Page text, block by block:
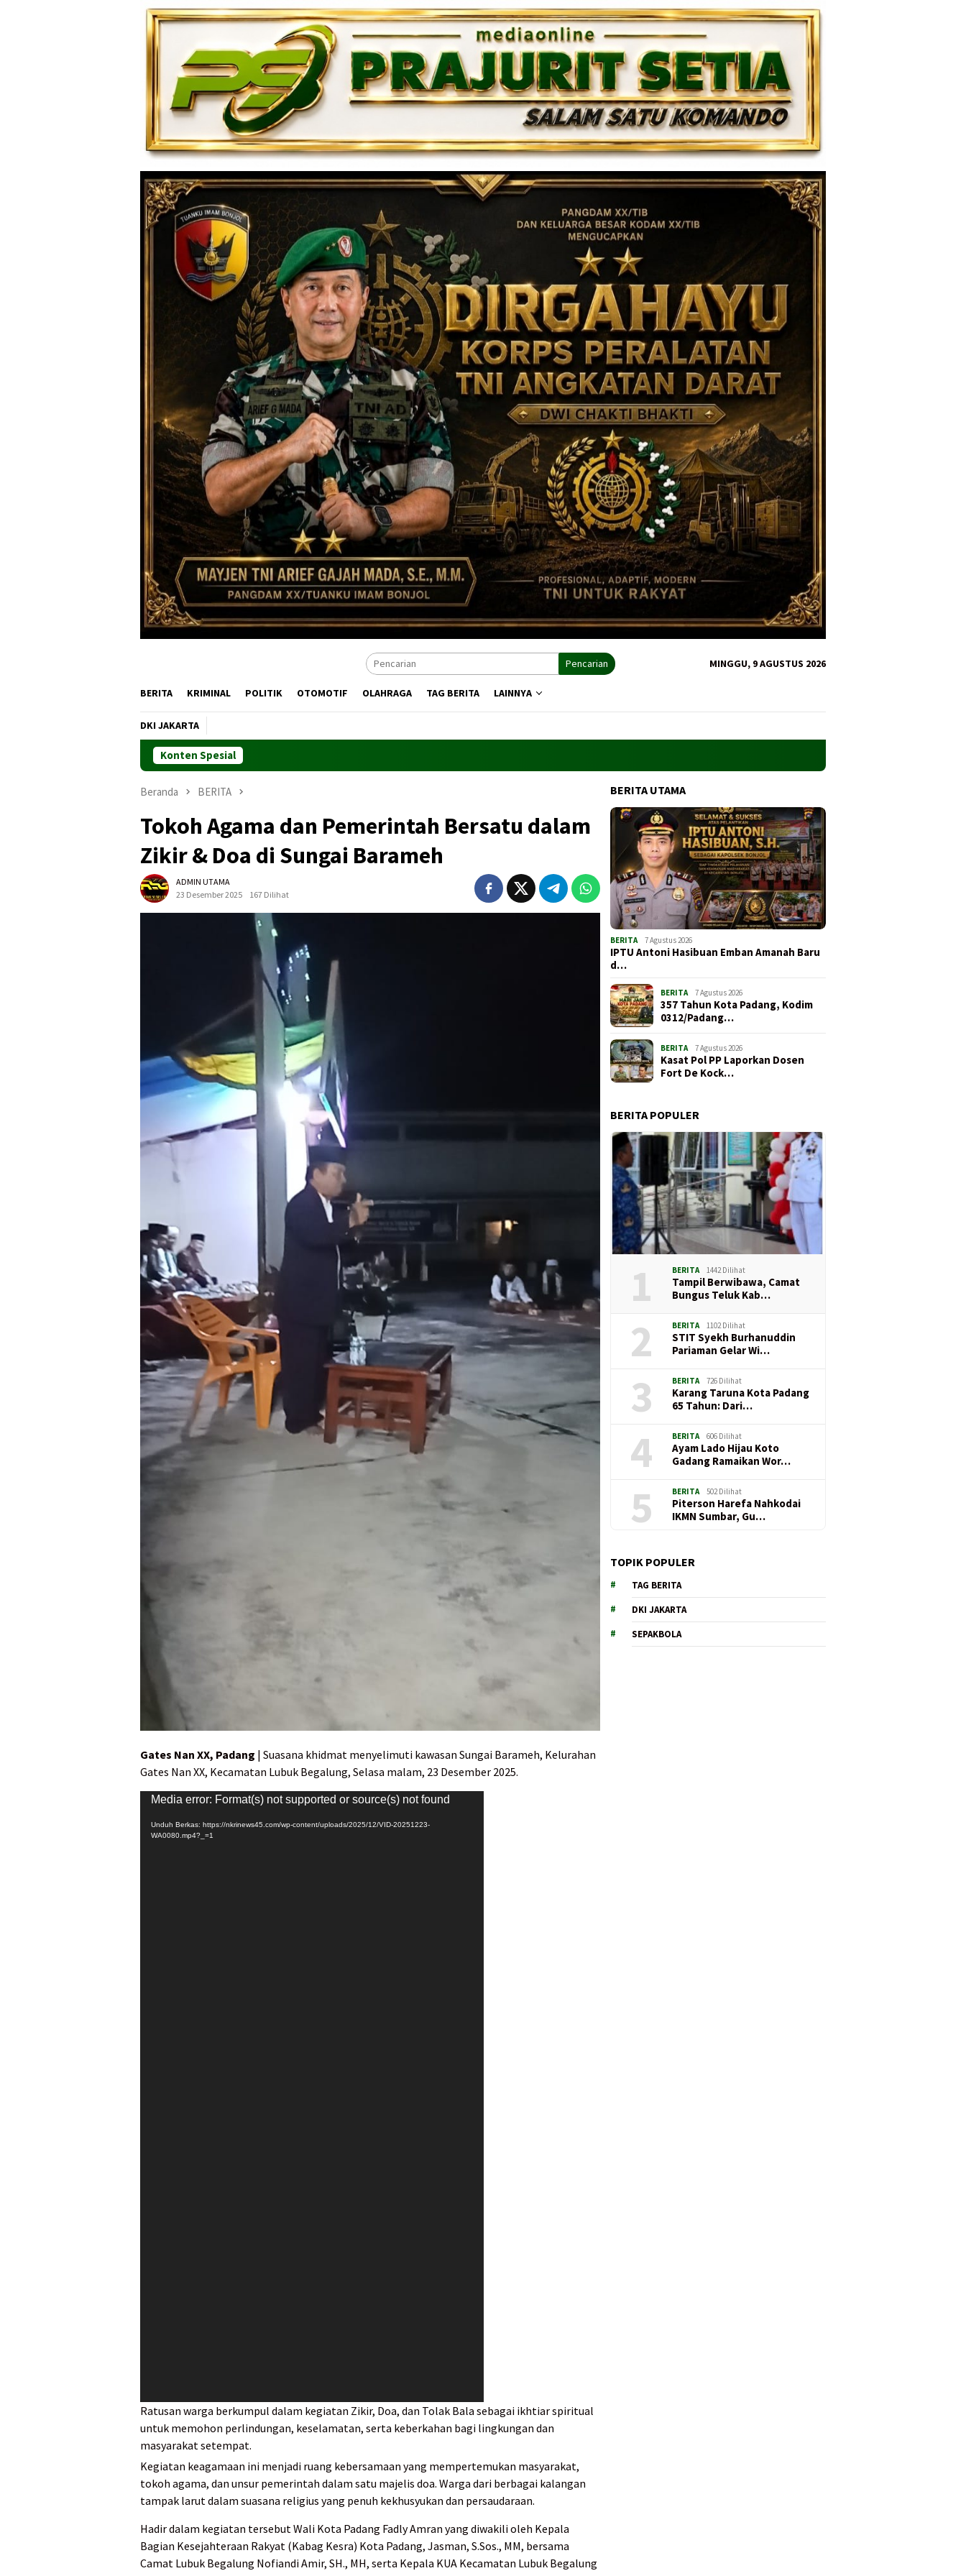
Pencarian MINGGU, 9 AGUSTUS 2026
BERITA KRIMINAL POLITIK OTOMOTIF OLAHRAGA TAG BERITA LAINNYA
DKI JAKARTA
Konten Spesial
Beranda BERITA
Tokoh Agama dan Pemerintah Bersatu dalam
Zikir & Doa di Sungai Barameh
ADMIN UTAMA
23 Desember 2025
167 Dilihat
Gates Nan XX, Padang | Suasana khidmat menyelimuti kawasan Sungai Barameh, Kelurahan
Gates Nan XX, Kecamatan Lubuk Begalung, Selasa malam, 23 Desember 2025.
Pemutar
Media error: Format(s) not supported or source(s) not found
Unduh Berkas: https://nkrinews45.com/wp-content/uploads/2025/12/VID-20251223-
WA0080.mp4?_=1
Ratusan warga berkumpul dalam kegiatan Zikir, Doa, dan Tolak Bala sebagai ikhtiar spiritual
untuk memohon perlindungan, keselamatan, serta keberkahan bagi lingkungan dan
masyarakat setempat.
Kegiatan keagamaan ini menjadi ruang kebersamaan yang mempertemukan masyarakat,
tokoh agama, dan unsur pemerintah dalam satu majelis doa. Warga dari berbagai kalangan
tampak larut dalam suasana religius yang penuh kekhusyukan dan persaudaraan.
Hadir dalam kegiatan tersebut Wali Kota Padang Fadly Amran yang diwakili oleh Kepala
Bagian Kesejahteraan Rakyat (Kabag Kesra) Kota Padang, Jasman, S.Sos., MM, bersama
Camat Lubuk Begalung Nofiandi Amir, SH., MH, serta Kepala KUA Kecamatan Lubuk Begalung
BERITA UTAMA
BERITA 7 Agustus 2026
IPTU Antoni Hasibuan Emban Amanah Baru
d…
BERITA 7 Agustus 2026
357 Tahun Kota Padang, Kodim
0312/Padang…
BERITA 7 Agustus 2026
Kasat Pol PP Laporkan Dosen
Fort De Kock…
BERITA POPULER
1 BERITA 1442 Dilihat
Tampil Berwibawa, Camat
Bungus Teluk Kab…
2 BERITA 1102 Dilihat
STIT Syekh Burhanuddin
Pariaman Gelar Wi…
3 BERITA 726 Dilihat
Karang Taruna Kota Padang
65 Tahun: Dari…
4 BERITA 606 Dilihat
Ayam Lado Hijau Koto
Gadang Ramaikan Wor…
5 BERITA 502 Dilihat
Piterson Harefa Nahkodai
IKMN Sumbar, Gu…
TOPIK POPULER
TAG BERITA
DKI JAKARTA
SEPAKBOLA